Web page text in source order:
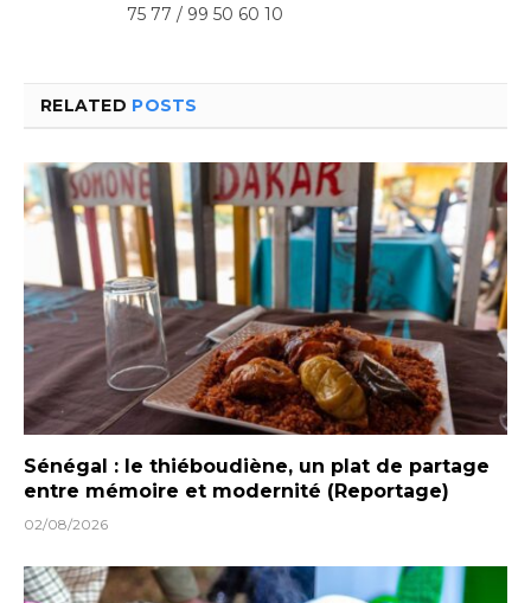
75 77 / 99 50 60 10
RELATED POSTS
Sénégal : le thiéboudiène, un plat de partage
entre mémoire et modernité (Reportage)
02/08/2026